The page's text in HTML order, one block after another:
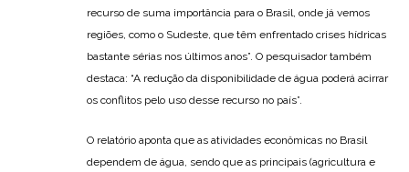
recurso de suma importância para o Brasil, onde já vemos
regiões, como o Sudeste, que têm enfrentado crises hídricas
bastante sérias nos últimos anos”. O pesquisador também
destaca: “A redução da disponibilidade de água poderá acirrar
os conflitos pelo uso desse recurso no país”.
O relatório aponta que as atividades econômicas no Brasil
dependem de água, sendo que as principais (agricultura e